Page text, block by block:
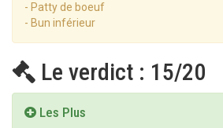
- Patty de boeuf
- Bun inférieur
Le verdict : 15/20
Les Plus